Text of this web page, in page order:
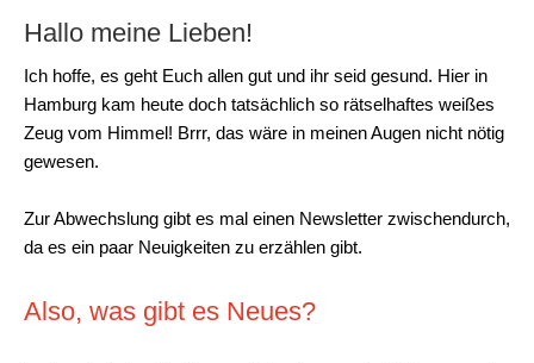
Hallo meine Lieben!
Ich hoffe, es geht Euch allen gut und ihr seid gesund. Hier in
Hamburg kam heute doch tatsächlich so rätselhaftes weißes
Zeug vom Himmel! Brrr, das wäre in meinen Augen nicht nötig
gewesen.
Zur Abwechslung gibt es mal einen Newsletter zwischendurch,
da es ein paar Neuigkeiten zu erzählen gibt.
Also, was gibt es Neues?